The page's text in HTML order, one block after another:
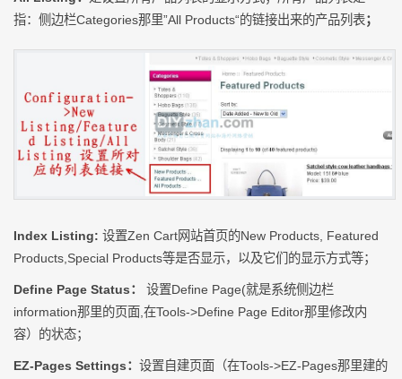
指：侧边栏Categories那里”All Products“的链接出来的产品列表；
Index Listing: 设置Zen Cart网站首页的New Products, Featured
Products,Special Products等是否显示，以及它们的显示方式等；
Define Page Status：
设置Define Page(就是系统侧边栏
information那里的页面,在Tools->Define Page Editor那里修改内
容）的状态；
EZ-Pages Settings： 设置自建页面（在Tools->EZ-Pages那里建的